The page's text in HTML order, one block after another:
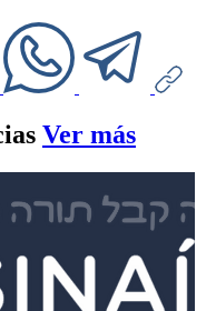
Ver más